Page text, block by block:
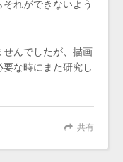
れができないよう
んでしたが、描画
な時にまた研究し
共有